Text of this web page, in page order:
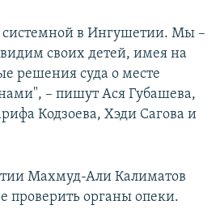
системной в Ингушетии. Мы –
своих детей, имея на
решения суда о месте
– пишут Ася Губашева,
Кодзоева, Хэди Сагова и
Махмуд-Али Калиматов
проверить органы опеки.